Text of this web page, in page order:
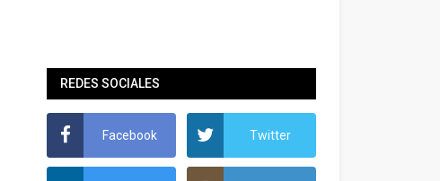
REDES SOCIALES
Facebook Twitter